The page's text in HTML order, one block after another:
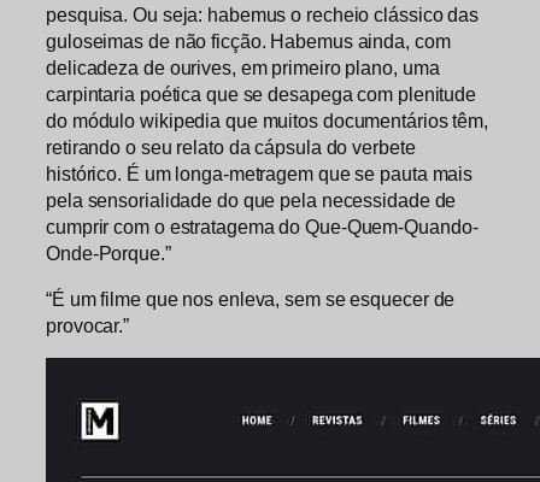
pesquisa. Ou seja: habemus o recheio clássico das
guloseimas de não ficção. Habemus ainda, com
delicadeza de ourives, em primeiro plano, uma
carpintaria poética que se desapega com plenitude
do módulo wikipedia que muitos documentários têm,
retirando o seu relato da cápsula do verbete
histórico. É um longa-metragem que se pauta mais
pela sensorialidade do que pela necessidade de
cumprir com o estratagema do Que-Quem-Quando-
Onde-Porque.”
“É um filme que nos enleva, sem se esquecer de
provocar.”